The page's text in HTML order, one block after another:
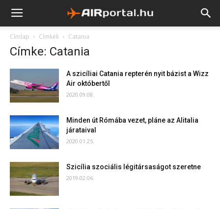
Címlap Címkék Catania
Címke: Catania
A szicíliai Catania repterén nyit bázist a Wizz
Air októbertől
2020.09.08.
Minden út Rómába vezet, pláne az Alitalia
járataival
2020.01.25.
Szicília szociális légitársaságot szeretne
2019.02.06.